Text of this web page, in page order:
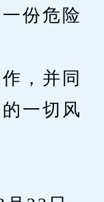
份危险
，并同
一切风